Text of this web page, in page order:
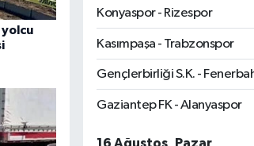
Konyaspor - Rizespor
Kasımpaşa - Trabzonspor
Gençlerbirliği S.K. -
Gaziantep FK - Alanyaspor
16 Ağustos, Pazar